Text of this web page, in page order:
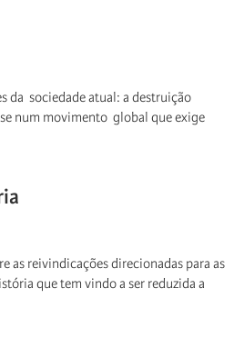
da sociedade atual: a destruição
num movimento global que exige
as reivindicações direcionadas para as
que tem vindo a ser reduzida a